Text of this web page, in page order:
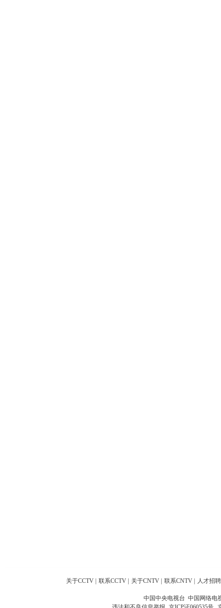
关于CCTV 联系CCTV 关于CNTV 联系CNTV 人才招聘
中国中央电视台 中国网络电